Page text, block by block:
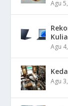
Agu
Agu
Agu